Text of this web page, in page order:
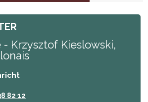
Krzysztof Kieslowski,
82 12